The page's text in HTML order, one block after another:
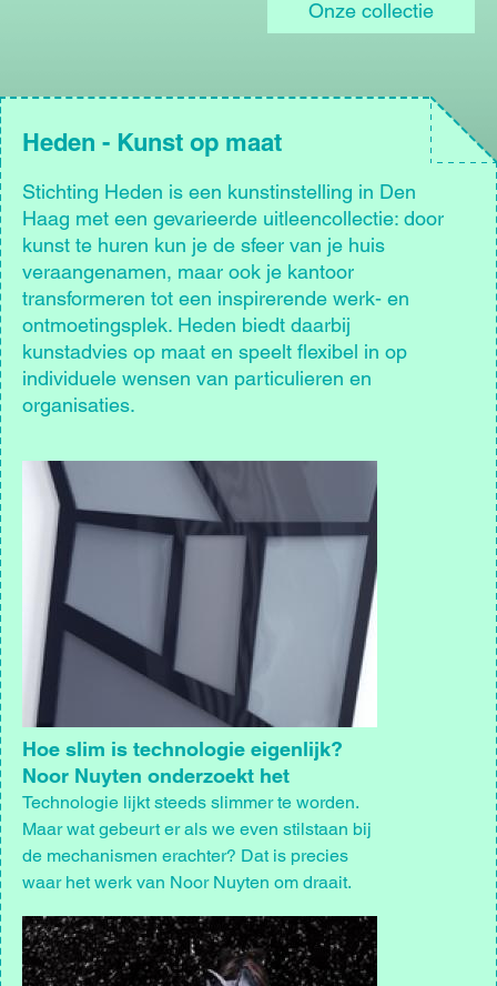
Onze collectie
Heden - Kunst op maat
Stichting Heden is een kunstinstelling in Den
Haag met een gevarieerde uitleencollectie: door
kunst te huren kun je de sfeer van je huis
veraangenamen, maar ook je kantoor
transformeren tot een inspirerende werk- en
ontmoetingsplek. Heden biedt daarbij
kunstadvies op maat en speelt flexibel in op
individuele wensen van particulieren en
organisaties.
Afbeelding
Hoe slim is technologie eigenlijk?
Noor Nuyten onderzoekt het
Technologie lijkt steeds slimmer te worden.
Maar wat gebeurt er als we even stilstaan bij
de mechanismen erachter? Dat is precies
waar het werk van Noor Nuyten om draait.
Afbeelding